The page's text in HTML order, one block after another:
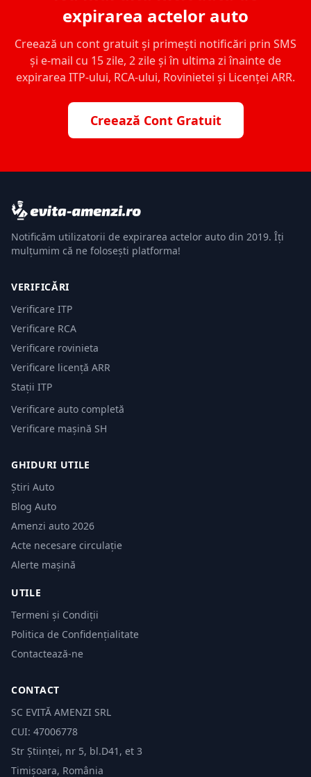
expirarea actelor auto
Creează un cont gratuit și primești notificări prin SMS
și e-mail cu 15 zile, 2 zile și în ultima zi înainte de
expirarea ITP-ului, RCA-ului, Rovinietei și Licenței ARR.
Creează Cont Gratuit
Notificăm utilizatorii de expirarea actelor auto din 2019. Îți
mulțumim că ne folosești platforma!
VERIFICĂRI
Verificare ITP
Verificare RCA
Verificare rovinieta
Verificare licență ARR
Stații ITP
Verificare auto completă
Verificare mașină SH
GHIDURI UTILE
Știri Auto
Blog Auto
Amenzi auto 2026
Acte necesare circulație
Alerte mașină
UTILE
Termeni și Condiții
Politica de Confidențialitate
Contactează-ne
CONTACT
SC EVITĂ AMENZI SRL
CUI: 47006778
Str Științei, nr 5, bl.D41, et 3
Timișoara, România